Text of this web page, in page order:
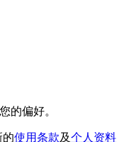
的偏好。
的使用条款及个人资料